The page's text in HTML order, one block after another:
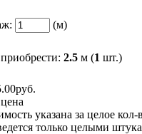
(м)
2.5 м (1 шт.)
00руб.
указана за целое
только целыми